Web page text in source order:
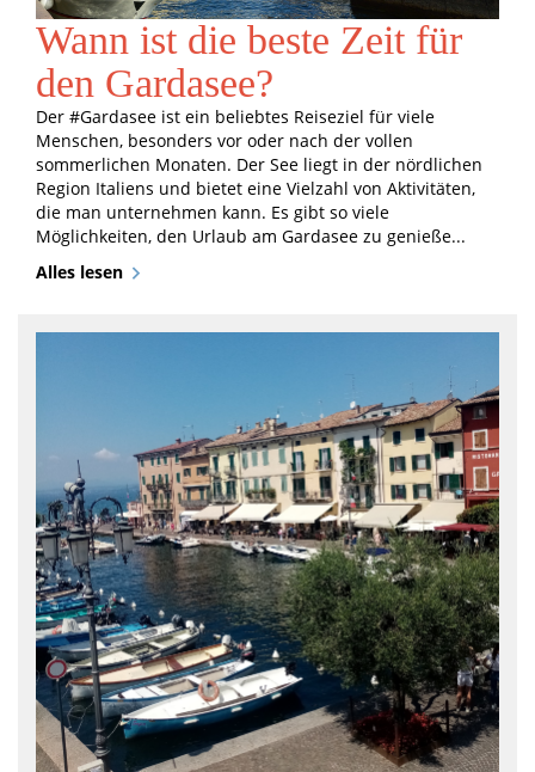
Wann ist die beste Zeit für
den Gardasee?
Der #Gardasee ist ein beliebtes Reiseziel für viele
Menschen, besonders vor oder nach der vollen
sommerlichen Monaten. Der See liegt in der nördlichen
Region Italiens und bietet eine Vielzahl von Aktivitäten,
die man unternehmen kann. Es gibt so viele
Möglichkeiten, den Urlaub am Gardasee zu genieße...
Alles lesen